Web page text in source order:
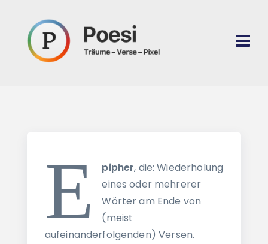
E pipher, die: Wiederholung
eines oder mehrerer
Wörter am Ende von
(meist
aufeinanderfolgenden) Versen.